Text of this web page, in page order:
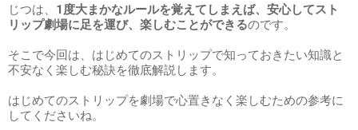
じつは、 1度大まかなルールを覚えてしまえば、安心してスト
リップ劇場に足を運び、楽しむことができるのです。
そこで今回は、はじめてのストリップで知っておきたい知識と
不安なく楽しむ秘訣を徹底解説します。
はじめてのストリップを劇場で心置きなく楽しむための参考に
してくださいね。